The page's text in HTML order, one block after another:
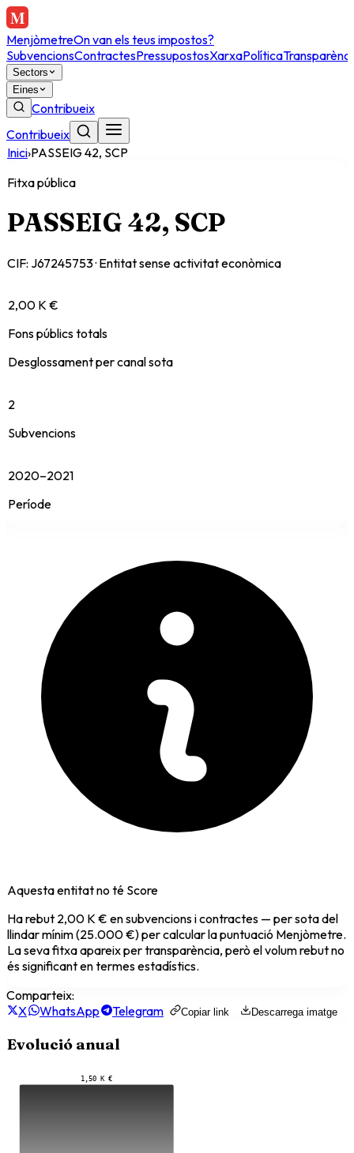
MenjòmetreOn van els teus impostos?
SubvencionsContractesPressupostosXarxaPolítica
Sectors
Eines
Contribueix
Contribueix
Inici›PASSEIG 42, SCP
Fitxa pública
PASSEIG 42, SCP
CIF: J67245753· Entitat sense activitat econòmica
2,00 K €
Fons públics totals
Desglossament per canal sota
2
Subvencions
2020–2021
Període
Aquesta entitat no té Score
Ha rebut 2,00 K € en subvencions i contractes — per sota del
llindar mínim (25.000 €) per calcular la puntuació Menjòmetre.
La seva fitxa apareix per transparència, però el volum rebut no
és significant en termes estadístics.
Comparteix:
X
WhatsApp Telegram Copiar link Descarrega imatge
Evolució anual
1,50 K €